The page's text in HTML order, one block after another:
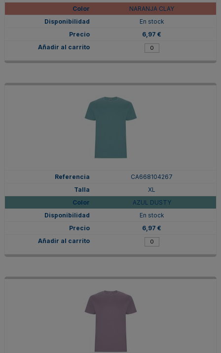
NARANJA CLAY
En stock
6,97 €
CA668104267
XL
AZUL DUSTY
En stock
6,97 €